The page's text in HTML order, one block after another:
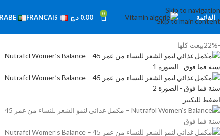
Skip to navigation
Skip to main content
القائمة 0
0.00 د.ج FRANCAIS
-22% بيعت كلها
اضغط للتكبير